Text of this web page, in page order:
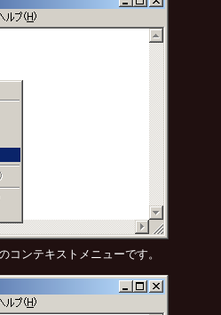
コンテキストメニューです。